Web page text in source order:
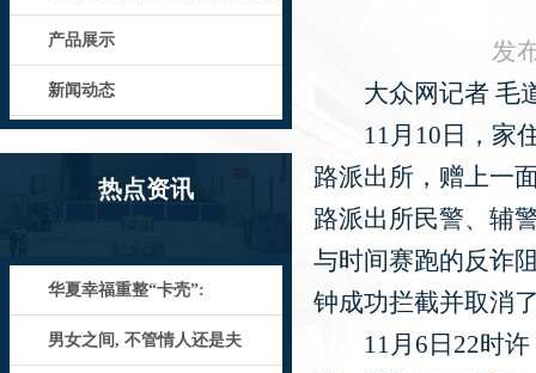
产品展示
新闻动态
热点资讯
华夏幸福重整“卡壳”:
男女之间, 不管情人还是夫
发
大众网记者 毛
11月10日，家住
路派出所，赠上一
路派出所民警、辅
与时间赛跑的反诈
钟成功拦截并取消
11月6日22时许